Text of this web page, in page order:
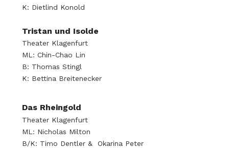
K: Dietlind Konold
Tristan und Isolde
Theater Klagenfurt
ML: Chin-Chao Lin
B: Thomas Stingl
K: Bettina Breitenecker
Das Rheingold
Theater Klagenfurt
ML: Nicholas Milton
B/K: Timo Dentler & Okarina Peter